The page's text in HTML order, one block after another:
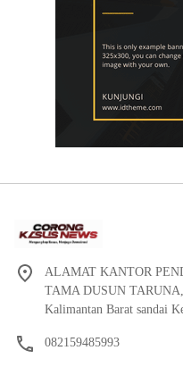
ALAMAT KANTOR
TAMA DUSUN TARUNA,
Kalimantan Barat sandai
082159485993